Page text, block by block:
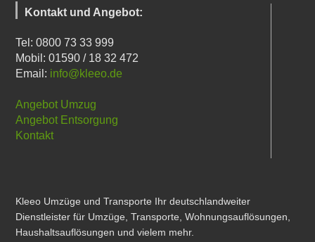
Kontakt und Angebot:
Tel: 0800 73 33 999
Mobil: 01590 / 18 32 472
Email: info@kleeo.de
Angebot Umzug
Angebot Entsorgung
Kontakt
Kleeo Umzüge und Transporte Ihr deutschlandweiter
Dienstleister für Umzüge, Transporte, Wohnungsauflösungen,
Haushaltsauflösungen und vielem mehr.